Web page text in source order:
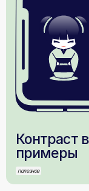
Контраст
примеры
полезное